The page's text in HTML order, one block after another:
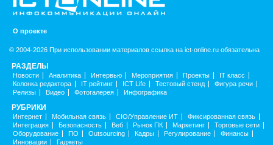
О проекте
© 2004-2026 При использовании материалов ссылка на ict-online.ru обязательна
РАЗДЕЛЫ
Новости Аналитика Интервью Мероприятия Проекты
IT класс
Колонка редактора
IT рейтинг ICT Life Тестовый стенд
Фигура речи
Релизы
Видео Фотогалерея Инфографика
РУБРИКИ
Интернет Мобильная связь CIO/Управление ИТ
Фиксированная связь
Интеграция
Безопасность Веб Рынок ПК Маркетинг
Торговые сети
Оборудование
ПО Outsourcing Кадры Регулирование
Финансы
Инновации
Гаджеты